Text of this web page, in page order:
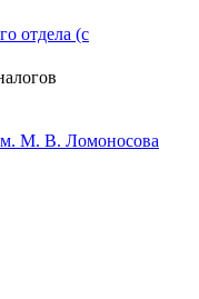
отдела (с
М. В. Ломоносова